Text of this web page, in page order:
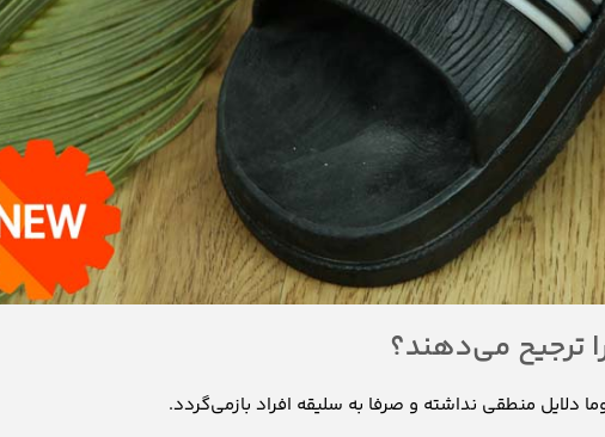
ترجیح می‌دهند؟
دلایل منطقی نداشته و صرفا به سلیقه افراد بازمی‌گردد.